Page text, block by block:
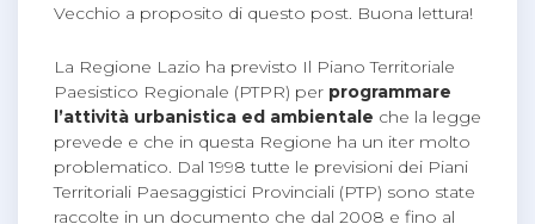
Vecchio a proposito di questo post. Buona lettura!
La Regione Lazio ha previsto Il Piano Territoriale
Paesistico Regionale (PTPR) per programmare
l’attività urbanistica ed ambientale che la legge
prevede e che in questa Regione ha un iter molto
problematico. Dal 1998 tutte le previsioni dei Piani
Territoriali Paesaggistici Provinciali (PTP) sono state
raccolte in un documento che dal 2008 e fino al